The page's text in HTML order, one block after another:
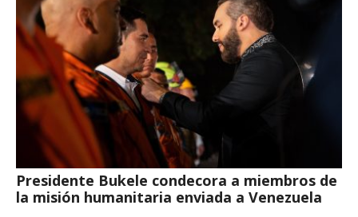
Presidente Bukele condecora a miembros de
la misión humanitaria enviada a Venezuela